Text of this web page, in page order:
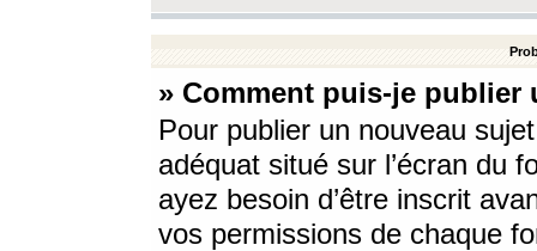
» Comment puis-je
Pour publier un nouveau
adéquat situé sur l’écran du
ayez besoin d’être inscrit
vos permissions de chaque